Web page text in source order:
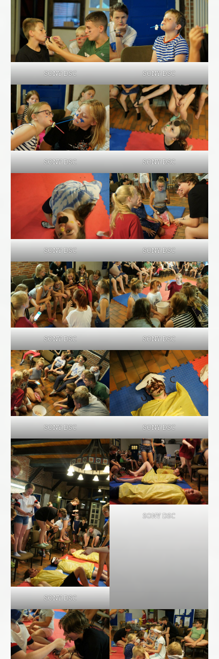
SONY DSC SONY DSC
SONY DSC SONY DSC
SONY DSC SONY DSC
SONY DSC SONY DSC
SONY DSC SONY DSC
SONY DSC
SONY DSC